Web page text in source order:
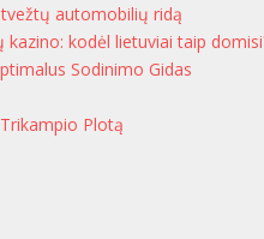
automobilių ridą
kodėl lietuviai taip
Sodinimo Gidas
Plotą